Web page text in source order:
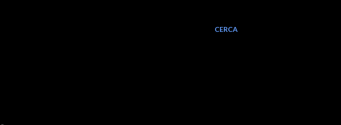
CERCA